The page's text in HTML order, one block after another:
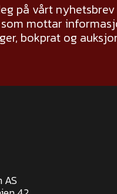
på vårt
mottar
bokprat og
AS